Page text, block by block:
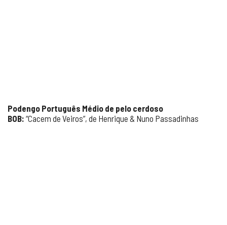
Podengo Português Médio de pelo cerdoso
BOB: “Cacem de Veiros”, de Henrique & Nuno Passadinhas